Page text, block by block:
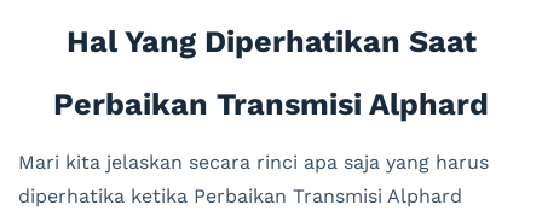
Hal Yang Diperhatikan Saat
Perbaikan Transmisi Alphard
Mari kita jelaskan secara rinci apa saja yang harus
diperhatika ketika Perbaikan Transmisi Alphard